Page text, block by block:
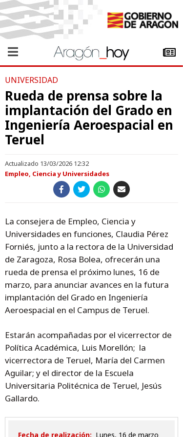
UNIVERSIDAD
Rueda de prensa sobre la
implantación del Grado en
Ingeniería Aeroespacial en
Teruel
Actualizado 13/03/2026 12:32
Empleo, Ciencia y Universidades
La consejera de Empleo, Ciencia y
Universidades en funciones, Claudia Pérez
Forniés, junto a la rectora de la Universidad
de Zaragoza, Rosa Bolea, ofrecerán una
rueda de prensa el próximo lunes, 16 de
marzo, para anunciar avances en la futura
implantación del Grado en Ingeniería
Aeroespacial en el Campus de Teruel.
Estarán acompañadas por el vicerrector de
Política Académica, Luis Morellón; la
vicerrectora de Teruel, María del Carmen
Aguilar; y el director de la Escuela
Universitaria Politécnica de Teruel, Jesús
Gallardo.
Fecha de realización: lunes, 16 de marzo